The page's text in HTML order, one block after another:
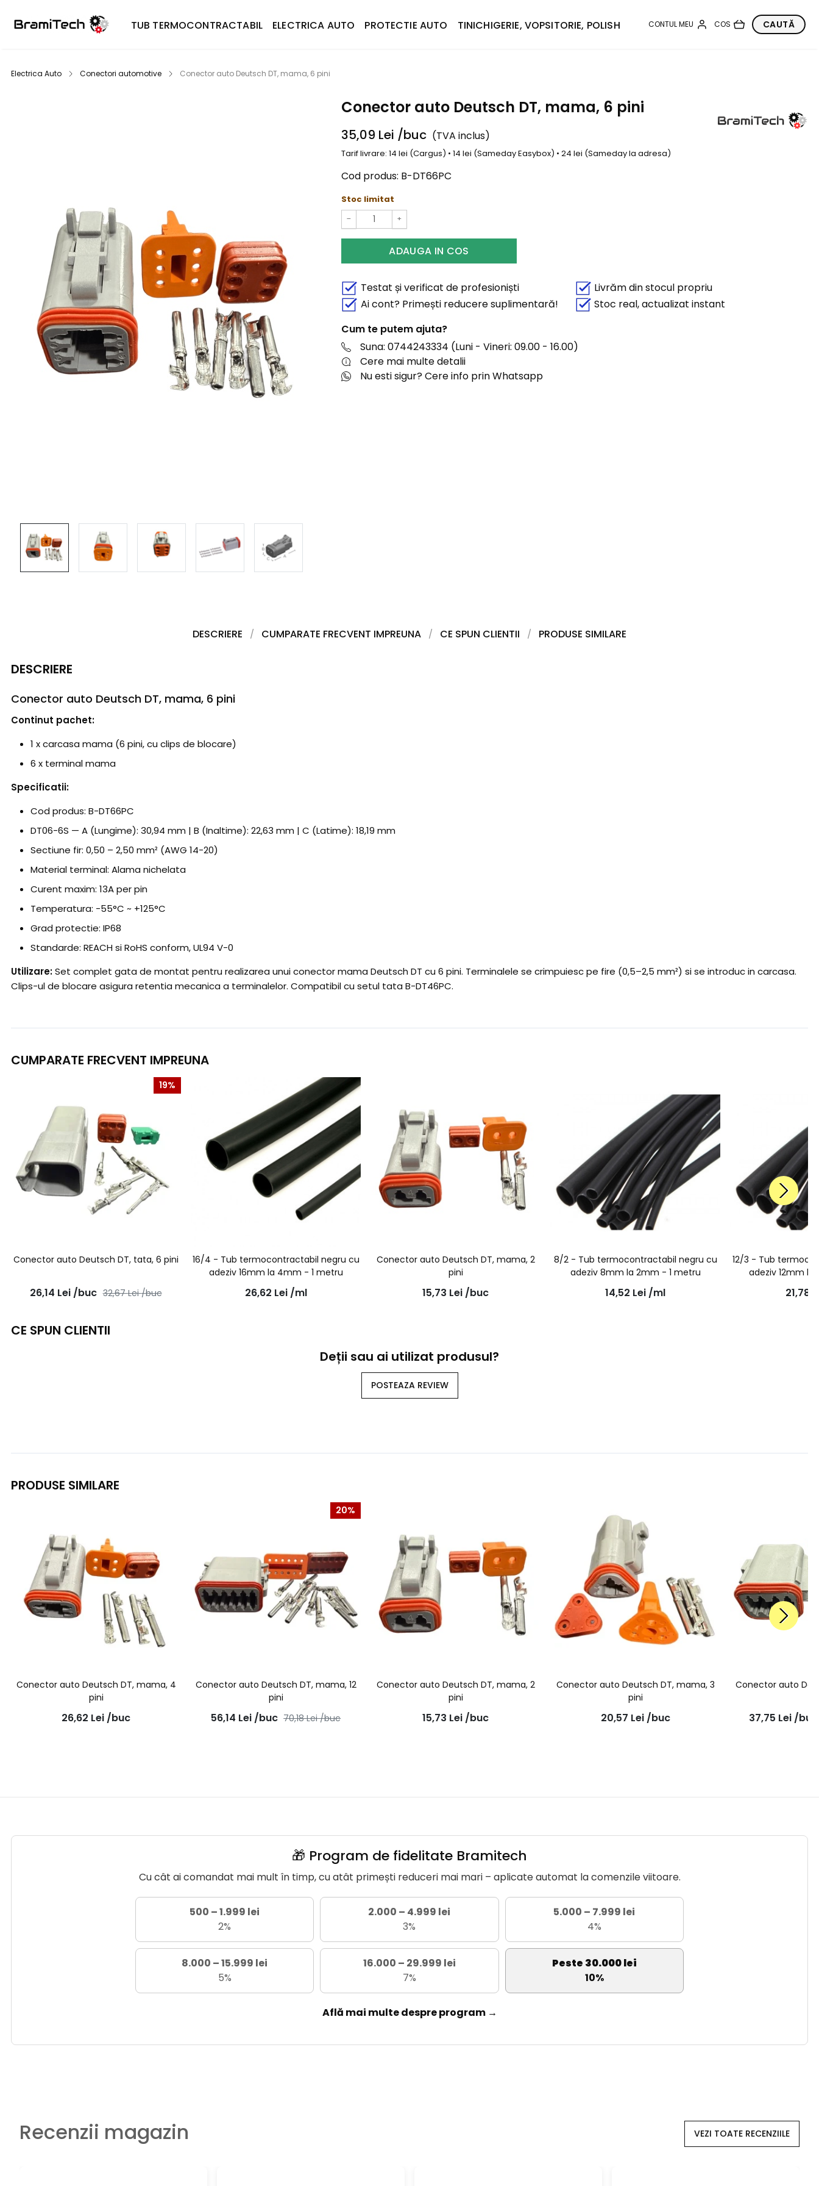
TUB TERMOCONTRACTABIL ELECTRICA AUTO PROTECTIE AUTO TINICHIGERIE, VOPSITORIE, POLISH
Electrica Auto Conectori automotive Conector auto Deutsch DT, mama, 6 pini
Conector auto Deutsch DT, mama, 6 pini
35,09 Lei /buc (TVA inclus)
Tarif livrare: 14 lei (Cargus) • 14 lei (Sameday Easybox) • 24 lei (Sameday la adresa)
Cod produs: B-DT66PC
Stoc limitat
− +
ADAUGA IN COS
Testat și verificat de profesioniști
Livrăm din stocul propriu
Ai cont? Primești reducere suplimentară!
Stoc real, actualizat instant
Cum te putem ajuta?
Suna: 0744243334 (Luni - Vineri: 09.00 - 16.00)
Cere mai multe detalii
Nu esti sigur? Cere info prin Whatsapp
DESCRIERE CUMPARATE FRECVENT IMPREUNA CE SPUN CLIENTII PRODUSE SIMILARE
DESCRIERE
Conector auto Deutsch DT, mama, 6 pini
Continut pachet:
1 x carcasa mama (6 pini, cu clips de blocare)
6 x terminal mama
Specificatii:
Cod produs: B-DT66PC
DT06-6S — A (Lungime): 30,94 mm | B (Inaltime): 22,63 mm | C (Latime): 18,19 mm
Sectiune fir: 0,50 – 2,50 mm² (AWG 14-20)
Material terminal: Alama nichelata
Curent maxim: 13A per pin
Temperatura: -55°C ~ +125°C
Grad protectie: IP68
Standarde: REACH si RoHS conform, UL94 V-0
Utilizare:Set complet gata de montat pentru realizarea unui conector mama Deutsch DT cu 6 pini. Terminalele se crimpuiesc pe fire (0,5–2,5 mm²) si se introduc in carcasa.
Clips-ul de blocare asigura retentia mecanica a terminalelor. Compatibil cu setul tata B-DT46PC.
CUMPARATE FRECVENT IMPREUNA
19%
Conector auto Deutsch DT, tata, 6 pini
26,14 Lei /buc 32,67Lei /buc
16/4 - Tub termocontractabil negru cu
adeziv 16mm la 4mm - 1 metru
26,62 Lei /ml
Conector auto Deutsch DT, mama, 2
pini
15,73 Lei /buc
8/2 - Tub termocontractabil negru cu
adeziv 8mm la 2mm - 1 metru
14,52 Lei /ml
12/3 - Tub
adeziv 12mm
21,78
CE SPUN CLIENTII
Deții sau ai utilizat produsul?
POSTEAZA REVIEW
PRODUSE SIMILARE
Conector auto Deutsch DT, mama, 4
pini
26,62 Lei /buc
20%
Conector auto Deutsch DT, mama, 12
pini
56,14 Lei /buc 70,18Lei /buc
Conector auto Deutsch DT, mama, 2
pini
15,73 Lei /buc
Conector auto Deutsch DT, mama, 3
pini
20,57 Lei /buc
Conector auto
37,75 Lei /buc
🎁 Program de fidelitate Bramitech
Cu cât ai comandat mai mult în timp, cu atât primești reduceri mai mari – aplicate automat la comenzile viitoare.
500 – 1.999 lei
2%
2.000 – 4.999 lei
3%
5.000 – 7.999 lei
4%
8.000 – 15.999 lei
5%
16.000 – 29.999 lei
7%
Peste 30.000 lei
10%
Află mai multe despre program →
Recenzii magazin VEZI TOATE RECENZIILE